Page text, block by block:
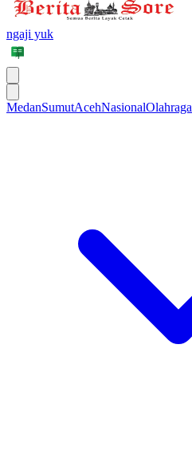
ngaji yuk
MedanSumutAcehNasionalOlahraga